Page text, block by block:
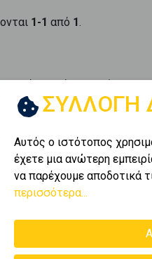
1-1 από 1
μέσα από το πλούσιο
αγγελίες γιαμεζονέτες
που αναζητάτε.
, προσφέροντάς σας
Αυτός ο ιστότοπος
έχετε μια ανώτερη
να παρέχουμε αποδοτικά
περισσότερα...